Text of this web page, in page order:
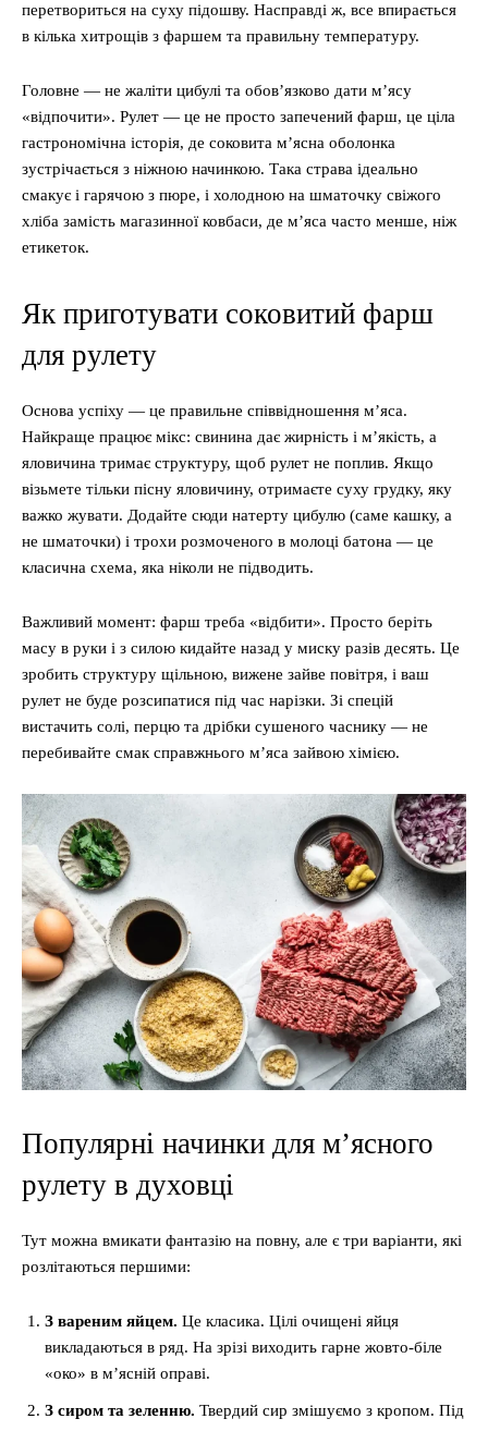
перетвориться на суху підошву. Насправді ж, все впирається
в кілька хитрощів з фаршем та правильну температуру.
Головне — не жаліти цибулі та обов’язково дати м’ясу
«відпочити». Рулет — це не просто запечений фарш, це ціла
гастрономічна історія, де соковита м’ясна оболонка
зустрічається з ніжною начинкою. Така страва ідеально
смакує і гарячою з пюре, і холодною на шматочку свіжого
хліба замість магазинної ковбаси, де м’яса часто менше, ніж
етикеток.
Як приготувати соковитий фарш
для рулету
Основа успіху — це правильне співвідношення м’яса.
Найкраще працює мікс: свинина дає жирність і м’якість, а
яловичина тримає структуру, щоб рулет не поплив. Якщо
візьмете тільки пісну яловичину, отримаєте суху грудку, яку
важко жувати. Додайте сюди натерту цибулю (саме кашку, а
не шматочки) і трохи розмоченого в молоці батона — це
класична схема, яка ніколи не підводить.
Важливий момент: фарш треба «відбити». Просто беріть
масу в руки і з силою кидайте назад у миску разів десять. Це
зробить структуру щільною, вижене зайве повітря, і ваш
рулет не буде розсипатися під час нарізки. Зі спецій
вистачить солі, перцю та дрібки сушеного часнику — не
перебивайте смак справжнього м’яса зайвою хімією.
Популярні начинки для м’ясного
рулету в духовці
Тут можна вмикати фантазію на повну, але є три варіанти, які
розлітаються першими:
З вареним яйцем. Це класика. Цілі очищені яйця
викладаються в ряд. На зрізі виходить гарне жовто-біле
«око» в м’ясній оправі.
З сиром та зеленню. Твердий сир змішуємо з кропом. Під